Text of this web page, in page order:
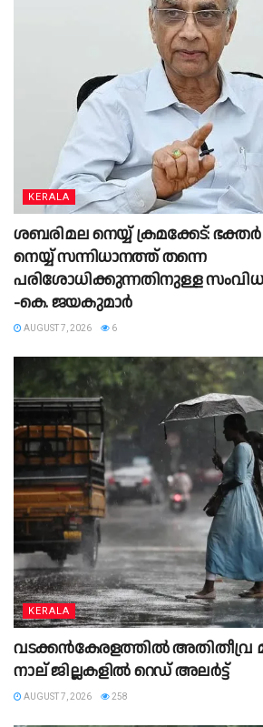
KERALA
ശബരിമല നെയ്യ് ക്രമക്കേട്:
നെയ്യ് സന്നിധാനത്ത് തന്നെ
പരിശോധിക്കുന്നതിനുള്ള
-കെ. ജയകുമാർ
AUGUST 7, 2026 6
KERALA
വടക്കൻകേരളത്തിൽ അതിതീവ്ര
നാല് ജില്ലകളിൽ റെഡ് അലർട്ട്
AUGUST 7, 2026 258